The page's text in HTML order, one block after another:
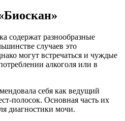
содержат разнообразные
случаев это
могут встречаться и чуждые
алкоголя или в
себя как ведущий
полосок. Основная часть их
диагностики мочи.